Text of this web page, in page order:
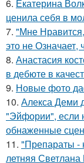
6. Екатерина
ценила себя в
7. "Мне
это не Означает,
8. Анастасия
в дебюте в
9. Новые фото
10. Алекса Деми
"Эйфории", если
обнаженные
11. "Препараты -
летняя